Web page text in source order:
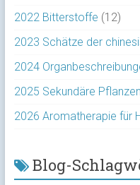
2022 Bitterstoffe (12)
2023 Schätze der
2024
2025 Sekundäre
2026 Aromatherapie für
Blog-